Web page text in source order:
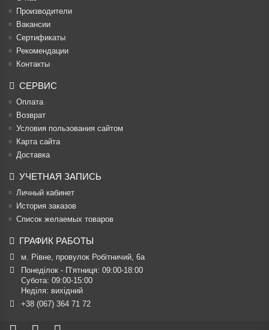
Производители
Вакансии
Cертификаты
Рекомендации
Контакты
СЕРВИС
Оплата
Возврат
Условия пользования сайтом
Карта сайта
Доставка
УЧЕТНАЯ ЗАПИСЬ
Личный кабинет
История заказов
Список желаемых товаров
ГРАФИК РАБОТЫ
м. Рівне, провулок Робітничий, 6а
Понеділок - П’ятниця: 09:00-18:00
Субота: 09:00-15:00
Неділя: вихідний
+38 (067) 364 71 72